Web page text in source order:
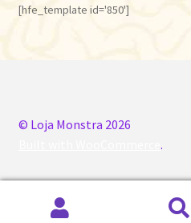
[hfe_template id='850']
© Loja Monstra 2026
.
Pesquisar
Pesquisar